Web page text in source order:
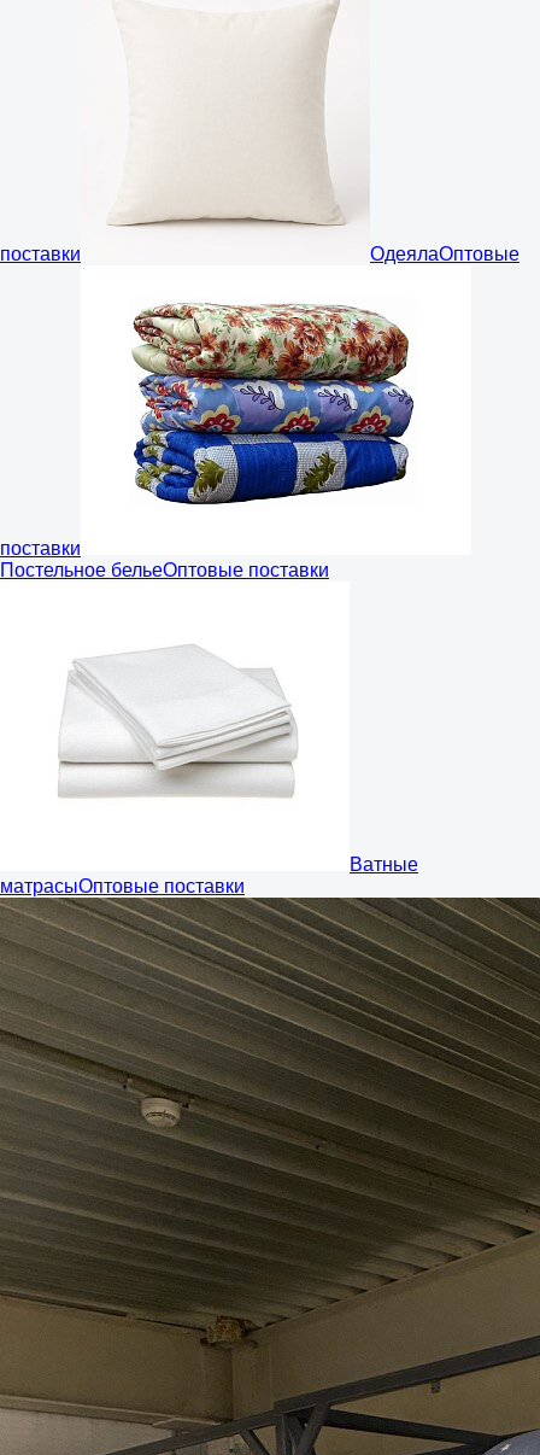
поставки ОдеялаОптовые
поставки
Постельное бельеОптовые поставки
Ватные
матрасыОптовые поставки